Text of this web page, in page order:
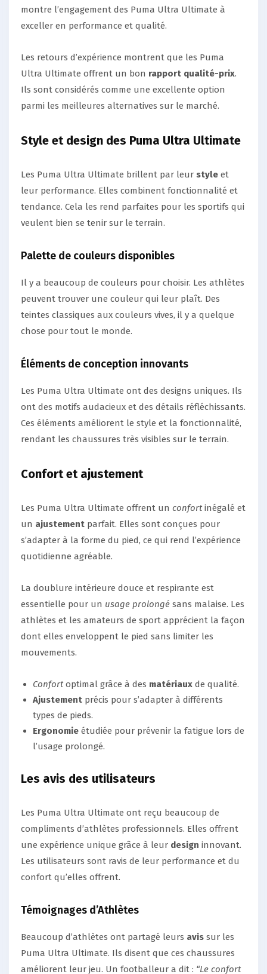
montre l’engagement des Puma Ultra Ultimate à
exceller en performance et qualité.
Les retours d’expérience montrent que les Puma
Ultra Ultimate offrent un bon rapport qualité-prix.
Ils sont considérés comme une excellente option
parmi les meilleures alternatives sur le marché.
Style et design des Puma Ultra Ultimate
Les Puma Ultra Ultimate brillent par leur style et
leur performance. Elles combinent fonctionnalité et
tendance. Cela les rend parfaites pour les sportifs qui
veulent bien se tenir sur le terrain.
Palette de couleurs disponibles
Il y a beaucoup de couleurs pour choisir. Les athlètes
peuvent trouver une couleur qui leur plaît. Des
teintes classiques aux couleurs vives, il y a quelque
chose pour tout le monde.
Éléments de conception innovants
Les Puma Ultra Ultimate ont des designs uniques. Ils
ont des motifs audacieux et des détails réfléchissants.
Ces éléments améliorent le style et la fonctionnalité,
rendant les chaussures très visibles sur le terrain.
Confort et ajustement
Les Puma Ultra Ultimate offrent un confort inégalé et
un ajustement parfait. Elles sont conçues pour
s’adapter à la forme du pied, ce qui rend l’expérience
quotidienne agréable.
La doublure intérieure douce et respirante est
essentielle pour un usage prolongé sans malaise. Les
athlètes et les amateurs de sport apprécient la façon
dont elles enveloppent le pied sans limiter les
mouvements.
Confort optimal grâce à des matériaux de qualité.
Ajustement précis pour s’adapter à différents
types de pieds.
Ergonomie étudiée pour prévenir la fatigue lors de
l’usage prolongé.
Les avis des utilisateurs
Les Puma Ultra Ultimate ont reçu beaucoup de
compliments d’athlètes professionnels. Elles offrent
une expérience unique grâce à leur design innovant.
Les utilisateurs sont ravis de leur performance et du
confort qu’elles offrent.
Témoignages d’Athlètes
Beaucoup d’athlètes ont partagé leurs avis sur les
Puma Ultra Ultimate. Ils disent que ces chaussures
améliorent leur jeu. Un footballeur a dit : “Le confort